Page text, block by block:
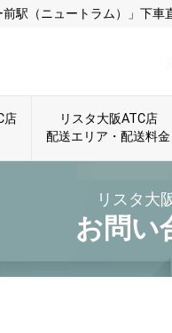
駅（ニュートラム）」下車
店
リスタ大阪ATC店
配送エリア・配送料金
リスタ大
お問い